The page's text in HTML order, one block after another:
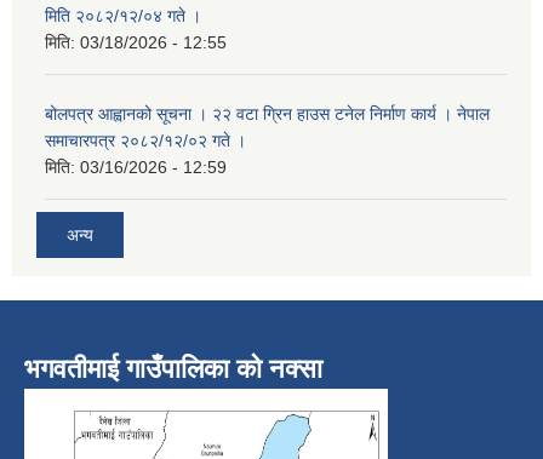
मिति २०८२/१२/०४ गते ।
मिति: 03/18/2026 - 12:55
बोलपत्र आह्वानको सूचना । २२ वटा ग्रिन हाउस टनेल निर्माण कार्य । नेपाल
समाचारपत्र २०८२/१२/०२ गते ।
मिति: 03/16/2026 - 12:59
अन्य
भगवतीमाई गाउँपालिका को नक्सा